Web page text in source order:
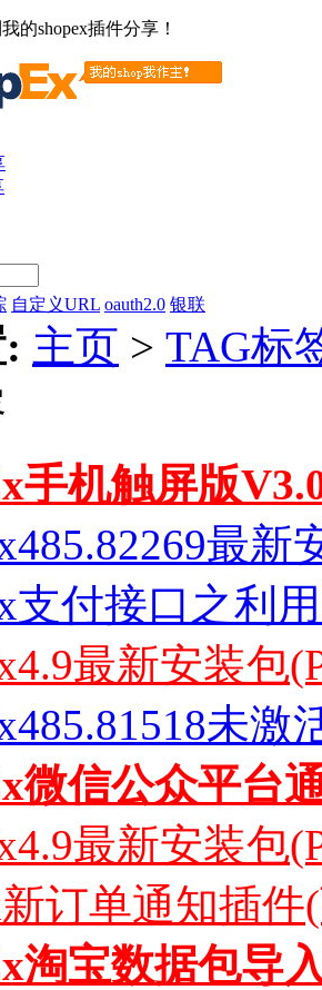
的shopex插件分享！
自定义URL oauth2.0 银联
主页 > TAG标
手机触屏版
最新
支付接口之利
最新安装包
未激
微信公众平台
最新安装包
新订单通知插件
淘宝数据包导